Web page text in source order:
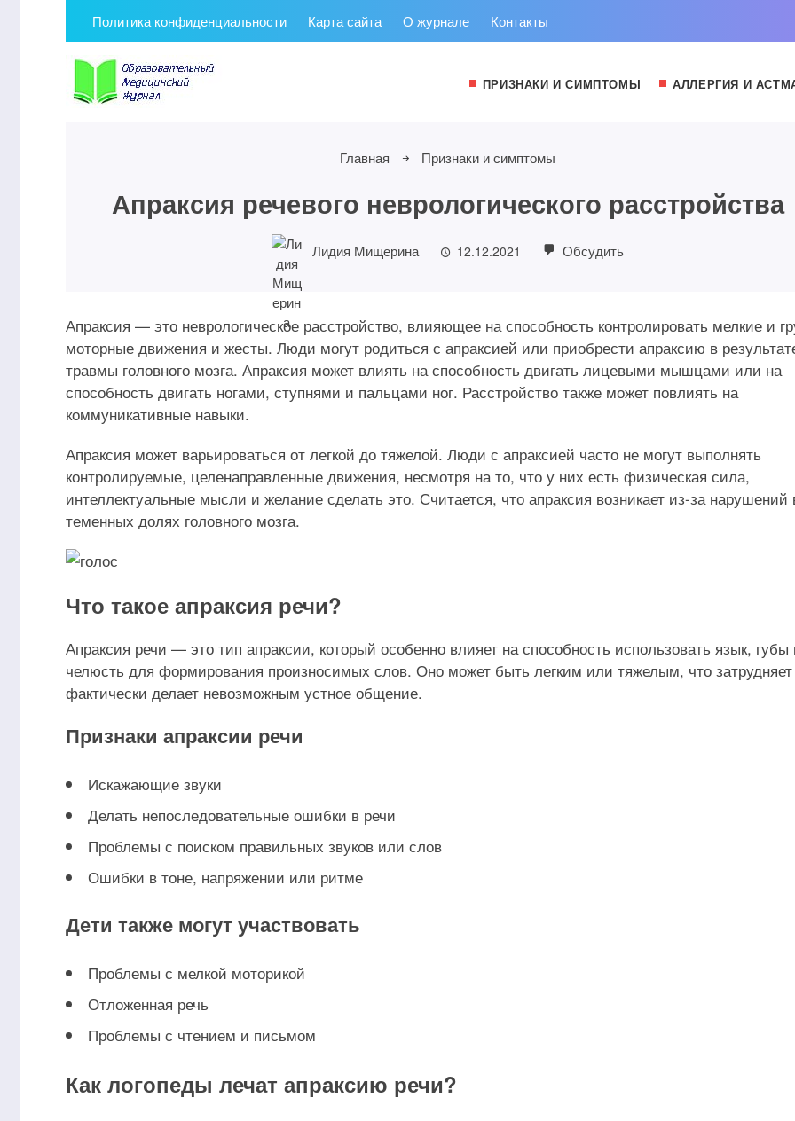
Политика конфиденциальности Карта сайта О журнале Контакты
ПРИЗНАКИ И СИМПТОМЫ АЛЛЕРГИЯ И
Главная Признаки и симптомы
Апраксия речевого неврологического расстройства
Лидия Мищерина 12.12.2021 Обсудить
Апраксия — это неврологическое расстройство, влияющее на способность контролировать мелкие и
моторные движения и жесты. Люди могут родиться с апраксией или приобрести апраксию в
травмы головного мозга. Апраксия может влиять на способность двигать лицевыми мышцами или на
способность двигать ногами, ступнями и пальцами ног. Расстройство также может повлиять на
коммуникативные навыки.
Апраксия может варьироваться от легкой до тяжелой. Люди с апраксией часто не могут выполнять
контролируемые, целенаправленные движения, несмотря на то, что у них есть физическая сила,
интеллектуальные мысли и желание сделать это. Считается, что апраксия возникает из-за нарушений
теменных долях головного мозга.
Что такое апраксия речи?
Апраксия речи — это тип апраксии, который особенно влияет на способность использовать язык, губы
челюсть для формирования произносимых слов. Оно может быть легким или тяжелым, что
фактически делает невозможным устное общение.
Признаки апраксии речи
Искажающие звуки
Делать непоследовательные ошибки в речи
Проблемы с поиском правильных звуков или слов
Ошибки в тоне, напряжении или ритме
Дети также могут участвовать
Проблемы с мелкой моторикой
Отложенная речь
Проблемы с чтением и письмом
Как логопеды лечат апраксию речи?